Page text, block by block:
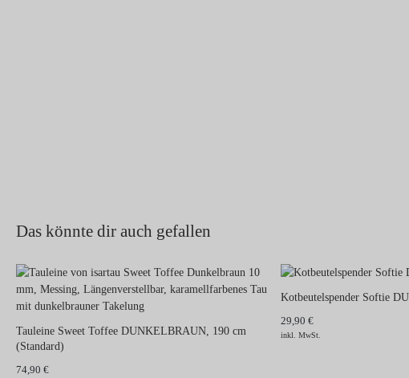
Das könnte dir auch gefallen
Tauleine Sweet Toffee DUNKELBRAUN, 190 cm
(Standard)
74,90 €
Kotbeutelspender Softie
29,90 €
inkl. MwSt.